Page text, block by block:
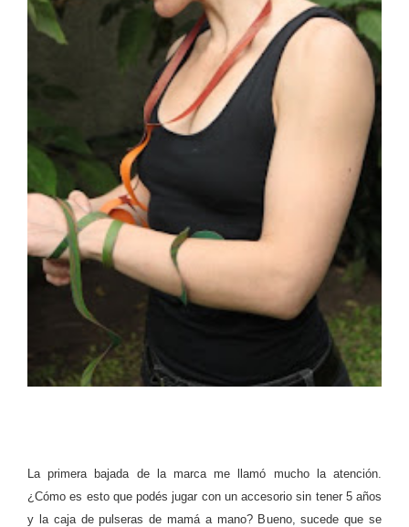
La primera bajada de la marca me llamó mucho la atención.
¿Cómo es esto que podés jugar con un accesorio sin tener 5 años
y la caja de pulseras de mamá a mano? Bueno, sucede que se